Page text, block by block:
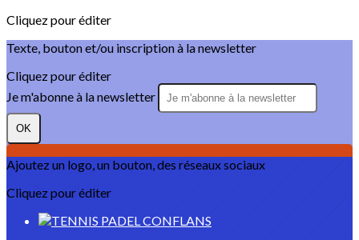
Cliquez pour éditer
Texte, bouton et/ou inscription à la newsletter
Cliquez pour éditer
Je m'abonne à la newsletter
OK
Ajoutez un logo, un bouton, des réseaux sociaux
Cliquez pour éditer